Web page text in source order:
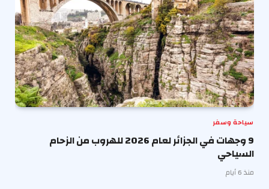
سياحة وسفر
9 وجهات في الجزائر لعام 2026 للهروب من الزحام
السياحي
منذ 6 أيام